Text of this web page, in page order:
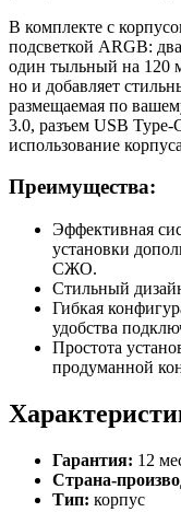
В комплекте с
подсветкой ARGB:
один тыльный на 120
но и добавляет
размещаемая по
3.0, разъем USB Type-
использование
Преимущества:
Эффективная
установки
СЖО.
Стильный
Гибкая
удобства
Простота
продуманной
Гарантия: 12
Страна-
Тип: корпус